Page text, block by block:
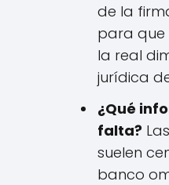
de la
para que
la real
jurídica
¿Qué
falta?
suelen
banco